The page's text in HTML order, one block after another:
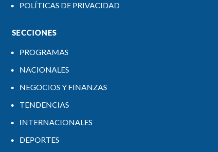
POLÍTICAS DE PRIVACIDAD
SECCIONES
PROGRAMAS
NACIONALES
NEGOCIOS Y FINANZAS
TENDENCIAS
INTERNACIONALES
DEPORTES